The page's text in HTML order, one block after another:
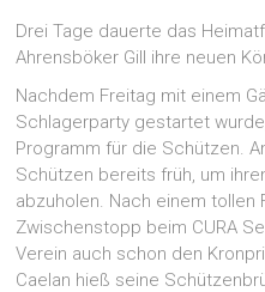
Drei Tage dauerte das
Ahrensböker Gill ihre neuen
Nachdem Freitag mit einem
Schlagerparty gestartet
Programm für die Schützen.
Schützen bereits früh, um
abzuholen. Nach einem tollen
Zwischenstopp beim CURA
Verein auch schon den
Caelan hieß seine